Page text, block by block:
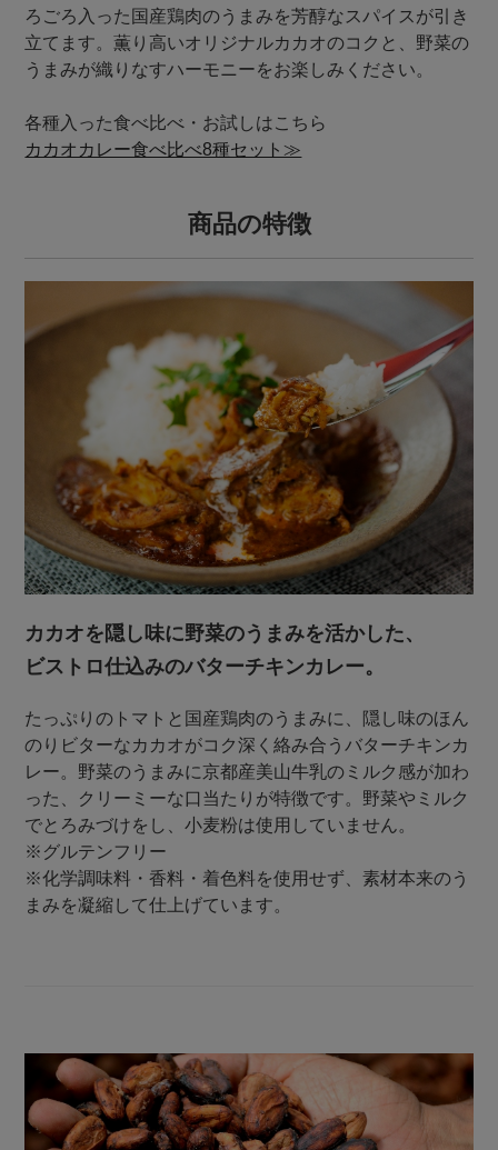
ろごろ入った国産鶏肉のうまみを芳醇なスパイスが引き
立てます。薫り高いオリジナルカカオのコクと、野菜の
うまみが織りなすハーモニーをお楽しみください。
各種入った食べ比べ・お試しはこちら
カカオカレー食べ比べ8種セット≫
商品の特徴
カカオを隠し味に野菜のうまみを活かした、
ビストロ仕込みのバターチキンカレー。
たっぷりのトマトと国産鶏肉のうまみに、隠し味のほん
のりビターなカカオがコク深く絡み合うバターチキンカ
レー。野菜のうまみに京都産美山牛乳のミルク感が加わ
った、クリーミーな口当たりが特徴です。野菜やミルク
でとろみづけをし、小麦粉は使用していません。
※グルテンフリー
※化学調味料・香料・着色料を使用せず、素材本来のう
まみを凝縮して仕上げています。